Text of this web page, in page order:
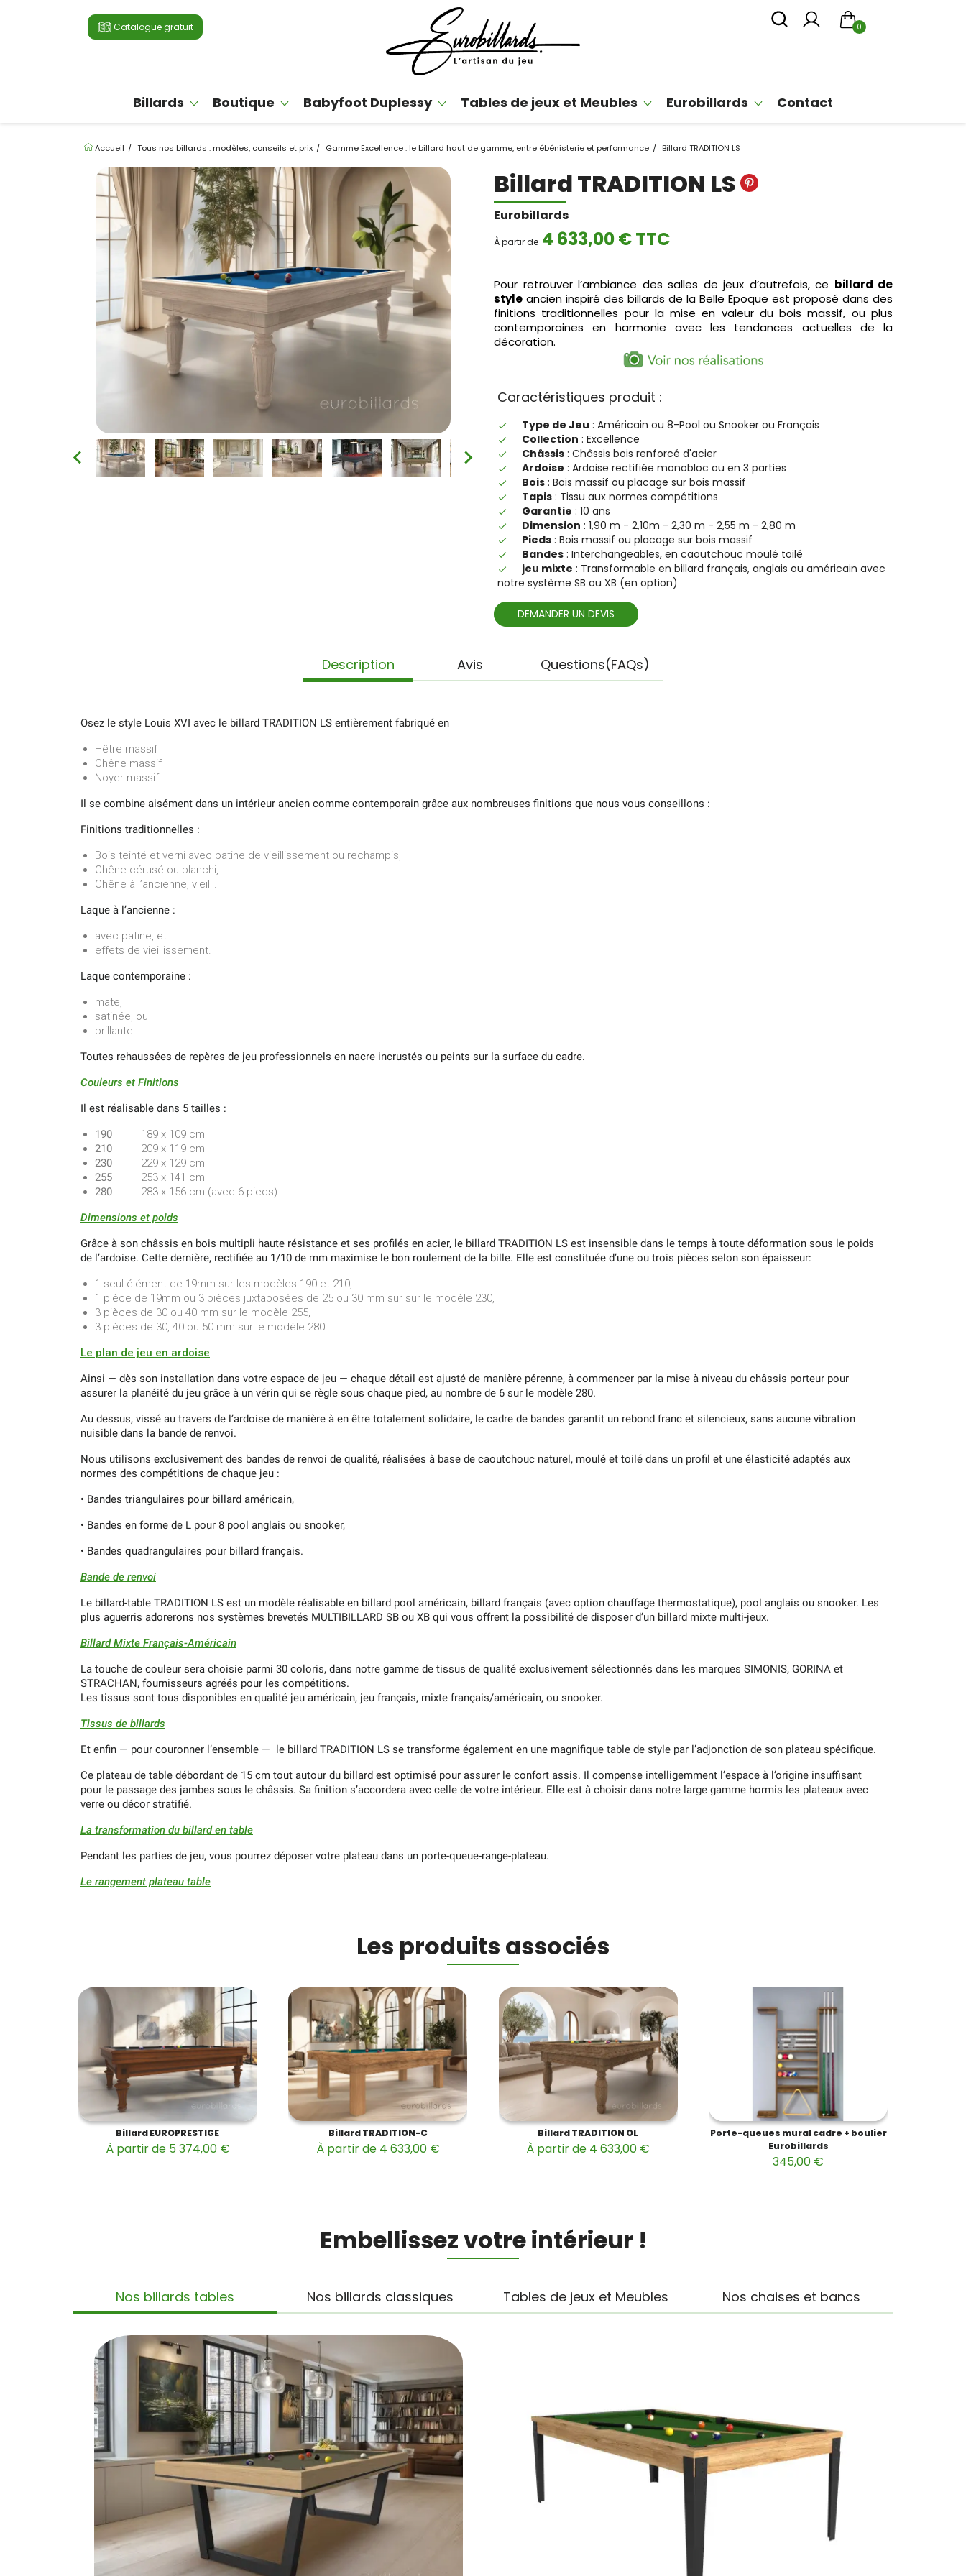
Catalogue gratuit 0
Billards Boutique Babyfoot Duplessy Tables de jeux et Meubles Eurobillards Contact
Accueil Tous nos billards : modèles, conseils et prix Gamme Excellence : le billard haut de gamme, entre ébénisterie et performance Billard TRADITION LS
Billard TRADITION LS
Eurobillards
À partir de 4 633,00 € TTC
Pour retrouver l’ambiance des salles de jeux d’autrefois, ce billard de
style ancien inspiré des billards de la Belle Epoque est proposé dans des
finitions traditionnelles pour la mise en valeur du bois massif, ou plus
contemporaines en harmonie avec les tendances actuelles de la
décoration.
Caractéristiques produit :
done Type de Jeu : Américain ou 8-Pool ou Snooker ou Français
done Collection : Excellence
done Châssis : Châssis bois renforcé d'acier
done Ardoise : Ardoise rectifiée monobloc ou en 3 parties
done Bois : Bois massif ou placage sur bois massif
done Tapis : Tissu aux normes compétitions
done Garantie : 10 ans
done Dimension : 1,90 m - 2,10m - 2,30 m - 2,55 m - 2,80 m
done Pieds : Bois massif ou placage sur bois massif
done Bandes : Interchangeables, en caoutchouc moulé toilé
done jeu mixte : Transformable en billard français, anglais ou américain avec
notre système SB ou XB (en option)
DEMANDER UN DEVIS
Description Avis Questions(FAQs)
Osez le style Louis XVI avec le billard TRADITION LS entièrement fabriqué en
Hêtre massif
Chêne massif
Noyer massif.
Il se combine aisément dans un intérieur ancien comme contemporain grâce aux nombreuses finitions que nous vous conseillons :
Finitions traditionnelles :
Bois teinté et verni avec patine de vieillissement ou rechampis,
Chêne cérusé ou blanchi,
Chêne à l’ancienne, vieilli.
Laque à l’ancienne :
avec patine, et
effets de vieillissement.
Laque contemporaine :
mate,
satinée, ou
brillante.
Toutes rehaussées de repères de jeu professionnels en nacre incrustés ou peints sur la surface du cadre.
Couleurs et Finitions
Il est réalisable dans 5 tailles :
190 189 x 109 cm
210 209 x 119 cm
230 229 x 129 cm
255 253 x 141 cm
280 283 x 156 cm (avec 6 pieds)
Dimensions et poids
Grâce à son châssis en bois multipli haute résistance et ses profilés en acier, le billard TRADITION LS est insensible dans le temps à toute déformation sous le poids
de l’ardoise. Cette dernière, rectifiée au 1/10 de mm maximise le bon roulement de la bille. Elle est constituée d’une ou trois pièces selon son épaisseur:
1 seul élément de 19mm sur les modèles 190 et 210,
1 pièce de 19mm ou 3 pièces juxtaposées de 25 ou 30 mm sur sur le modèle 230,
3 pièces de 30 ou 40 mm sur le modèle 255,
3 pièces de 30, 40 ou 50 mm sur le modèle 280.
Le plan de jeu en ardoise
Ainsi — dès son installation dans votre espace de jeu — chaque détail est ajusté de manière pérenne, à commencer par la mise à niveau du châssis porteur pour
assurer la planéité du jeu grâce à un vérin qui se règle sous chaque pied, au nombre de 6 sur le modèle 280.
Au dessus, vissé au travers de l’ardoise de manière à en être totalement solidaire, le cadre de bandes garantit un rebond franc et silencieux, sans aucune vibration
nuisible dans la bande de renvoi.
Nous utilisons exclusivement des bandes de renvoi de qualité, réalisées à base de caoutchouc naturel, moulé et toilé dans un profil et une élasticité adaptés aux
normes des compétitions de chaque jeu :
• Bandes triangulaires pour billard américain,
• Bandes en forme de L pour 8 pool anglais ou snooker,
• Bandes quadrangulaires pour billard français.
Bande de renvoi
Le billard-table TRADITION LS est un modèle réalisable en billard pool américain, billard français (avec option chauffage thermostatique), pool anglais ou snooker. Les
plus aguerris adorerons nos systèmes brevetés MULTIBILLARD SB ou XB qui vous offrent la possibilité de disposer d’un billard mixte multi-jeux.
Billard Mixte Français-Américain
La touche de couleur sera choisie parmi 30 coloris, dans notre gamme de tissus de qualité exclusivement sélectionnés dans les marques SIMONIS, GORINA et
STRACHAN, fournisseurs agréés pour les compétitions.
Les tissus sont tous disponibles en qualité jeu américain, jeu français, mixte français/américain, ou snooker.
Tissus de billards
Et enfin — pour couronner l’ensemble — le billard TRADITION LS se transforme également en une magnifique table de style par l’adjonction de son plateau spécifique.
Ce plateau de table débordant de 15 cm tout autour du billard est optimisé pour assurer le confort assis. Il compense intelligemment l’espace à l’origine insuffisant
pour le passage des jambes sous le châssis. Sa finition s’accordera avec celle de votre intérieur. Elle est à choisir dans notre large gamme hormis les plateaux avec
verre ou décor stratifié.
La transformation du billard en table
Pendant les parties de jeu, vous pourrez déposer votre plateau dans un porte-queue-range-plateau.
Le rangement plateau table
Les produits associés
Billard EUROPRESTIGE
À partir de 5 374,00 €
Billard TRADITION-C
À partir de 4 633,00 €
Billard TRADITION OL
À partir de 4 633,00 €
Porte-queues mural cadre + boulier
Eurobillards
345,00 €
Embellissez votre intérieur !
Nos billards tables Nos billards classiques Tables de jeux et Meubles Nos chaises et bancs